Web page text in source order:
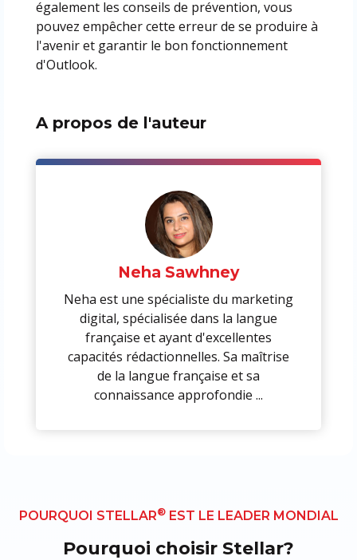
également les conseils de prévention, vous
pouvez empêcher cette erreur de se produire à
l'avenir et garantir le bon fonctionnement
d'Outlook.
A propos de l'auteur
Neha Sawhney
Neha est une spécialiste du marketing
digital, spécialisée dans la langue
française et ayant d'excellentes
capacités rédactionnelles. Sa maîtrise
de la langue française et sa
connaissance approfondie ...
POURQUOI STELLAR®EST LE LEADER MONDIAL
Pourquoi choisir Stellar?